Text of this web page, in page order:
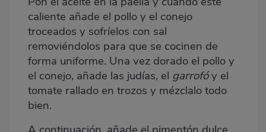
caliente añade el pollo y el conejo
troceados y sofríelos con sal
removiéndolos para que se cocinen de
forma uniforme. Una vez dorado el pollo y
el conejo, añade las judías, el garrofóy el
tomate rallado en trozos y mézclalo todo
bien.